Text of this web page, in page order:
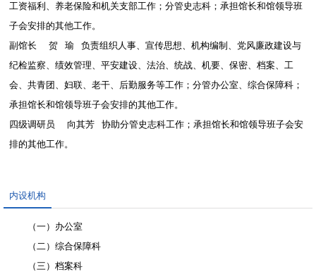
工资福利、养老保险和机关支部工作；分管史志科；承担馆长和馆领导班
子会安排的其他工作。
副馆长 贺 瑜 负责组织人事、宣传思想、机构编制、党风廉政建设与
纪检监察、绩效管理、平安建设、法治、统战、机要、保密、档案、工
会、共青团、妇联、老干、后勤服务等工作；分管办公室、综合保障科；
承担馆长和馆领导班子会安排的其他工作。
四级调研员 向其芳 协助分管史志科工作；承担馆长和馆领导班子会安
排的其他工作。
内设机构
（一）办公室
（二）综合保障科
（三）档案科